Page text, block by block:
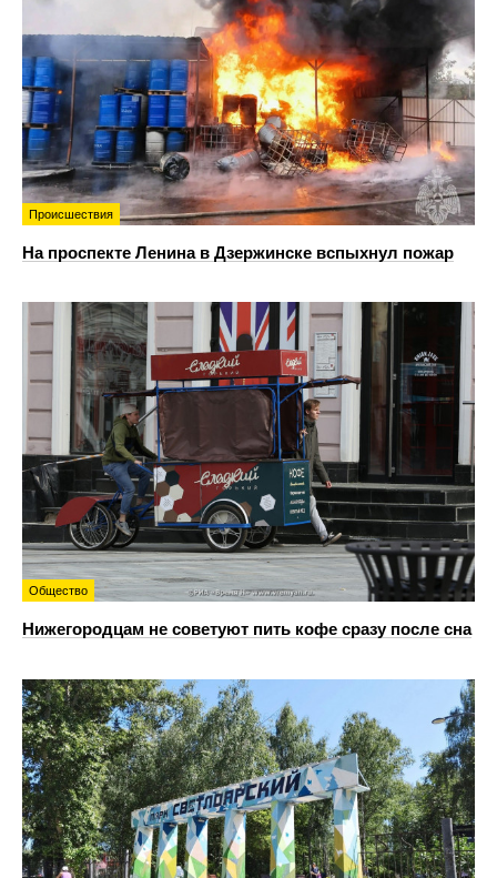
Происшествия
На проспекте Ленина в Дзержинске вспыхнул пожар
Общество
Нижегородцам не советуют пить кофе сразу после сна